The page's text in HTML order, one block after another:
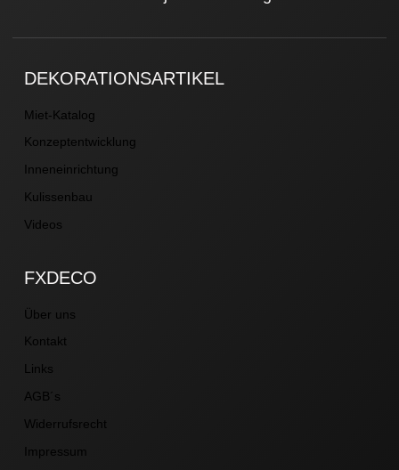
DEKORATIONSARTIKEL
Miet-Katalog
Konzeptentwicklung
Inneneinrichtung
Kulissenbau
Videos
FXDECO
Über uns
Kontakt
Links
AGB´s
Widerrufsrecht
Impressum